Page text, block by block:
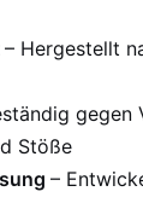
– Hergestellt
gegen
Stöße
–